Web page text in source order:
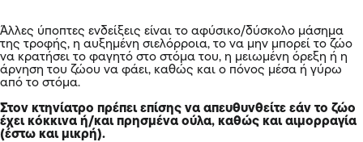
Άλλες ύποπτες ενδείξεις είναι το αφύσικο/δύσκολο μάσημα
της τροφής, η αυξημένη σιελόρροια, το να μην μπορεί το ζώο
να κρατήσει το φαγητό στο στόμα του, η μειωμένη όρεξη ή η
άρνηση του ζώου να φάει, καθώς και ο πόνος μέσα ή γύρω
από το στόμα.
Στον κτηνίατρο πρέπει επίσης να απευθυνθείτε εάν το ζώο
έχει κόκκινα ή/και πρησμένα ούλα, καθώς και αιμορραγία
(έστω και μικρή).